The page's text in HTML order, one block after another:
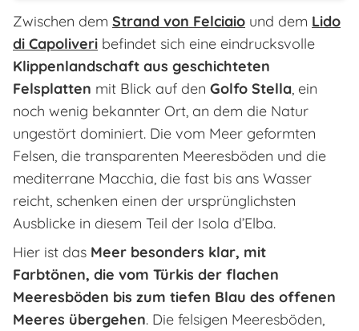
Zwischen dem Strand von Felciaio und dem Lido
di Capoliveri befindet sich eine eindrucksvolle
Klippenlandschaft aus geschichteten
Felsplatten mit Blick auf den Golfo Stella, ein
noch wenig bekannter Ort, an dem die Natur
ungestört dominiert. Die vom Meer geformten
Felsen, die transparenten Meeresböden und die
mediterrane Macchia, die fast bis ans Wasser
reicht, schenken einen der ursprünglichsten
Ausblicke in diesem Teil der Isola d’Elba.
Hier ist das Meer besonders klar, mit
Farbtönen, die vom Türkis der flachen
Meeresböden bis zum tiefen Blau des offenen
Meeres übergehen. Die felsigen Meeresböden,